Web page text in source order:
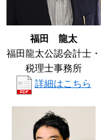
福田 龍太
福田龍太公認会計士・
税理士事務所
詳細はこちら